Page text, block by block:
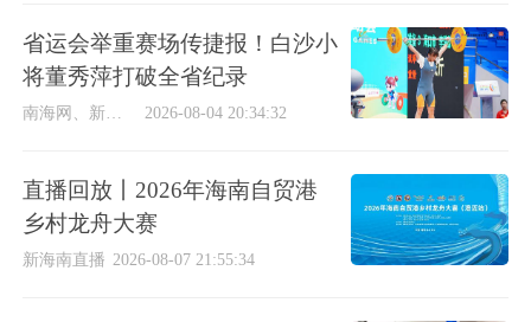
省运会举重赛场传捷报！白沙小
将董秀萍打破全省纪录
2026-08-04 20:34:32
直播回放丨2026年海南自贸港
乡村龙舟大赛
新海南直播 2026-08-07 21:55:34